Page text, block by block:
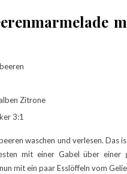
Zitrone
3:1
waschen und verlesen. Das
mit einer Gabel über einer
mit ein paar Esslöffeln vom